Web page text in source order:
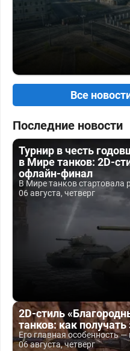
Все
Последние новости
Турнир в честь
в Мире танков: 2D-
офлайн-финал
В Мире танков стартовала
06 августа, четверг
2D-стиль
танков: как
Его главная особенность
06 августа, четверг